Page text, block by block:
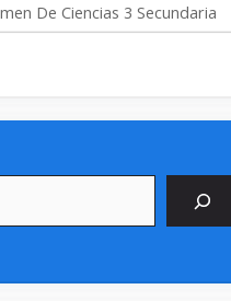
De Ciencias 3 Secundaria